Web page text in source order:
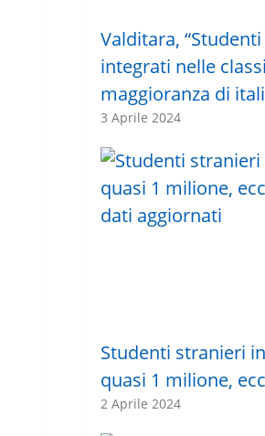
Valditara,
integrati nelle
maggioranza di
3 Aprile 2024
Studenti stranieri
quasi 1 milione,
2 Aprile 2024